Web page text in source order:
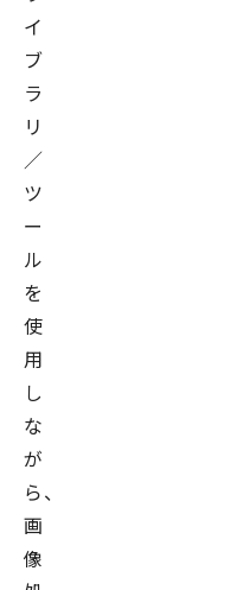
イ
ブ
ラ
リ
／
ツ
ー
ル
を
使
用
し
な
が
ら、
画
像